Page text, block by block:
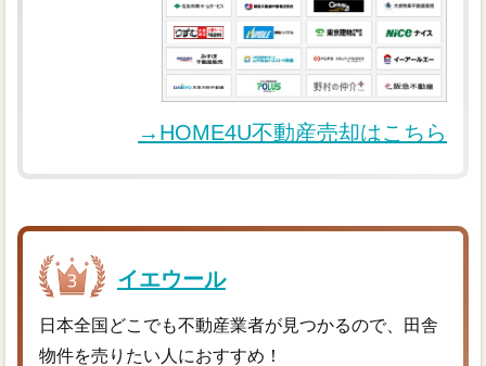
→HOME4U不動産売却はこちら
イエウール
日本全国どこでも不動産業者が見つかるので、田舎
物件を売りたい人におすすめ！